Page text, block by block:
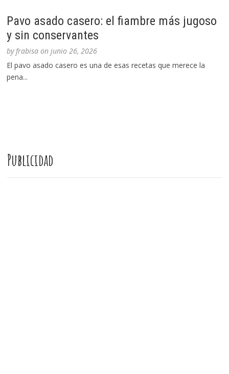
Pavo asado casero: el fiambre más jugoso
y sin conservantes
byfrabisa onjunio 26, 2026
El pavo asado casero es una de esas recetas que merece la
pena...
Publicidad